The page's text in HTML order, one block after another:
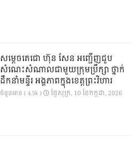
សម្តេចតេជោ ហ៊ុន សែន អញ្ជើញជួប
សំណេះសំណាលជាមួយក្រុមប្រឹក្សា ថ្នាក់
ដឹកនាំមន្ទីរ អង្គភាពក្នុងខេត្តព្រះវិហារ
ចំនួនអាន ( 4.5k ) ថ្ងៃ​សុក្រ, 10 ខែ​កក្កដា, 2026